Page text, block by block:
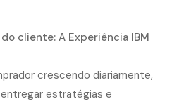
cliente: A Experiência IBM
crescendo diariamente,
estratégias e